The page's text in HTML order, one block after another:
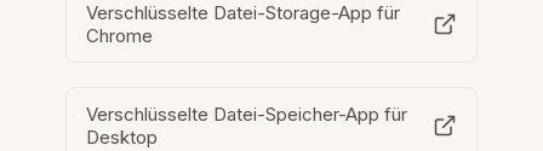
Verschlüsselte Datei-Storage-App für
Chrome
Verschlüsselte Datei-Speicher-App für
Desktop